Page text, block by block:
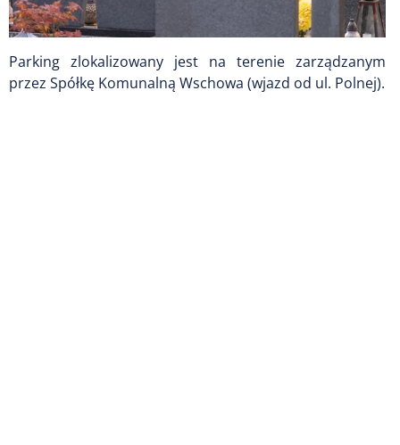
Parking zlokalizowany jest na terenie zarządzanym
przez Spółkę Komunalną Wschowa (wjazd od ul. Polnej).